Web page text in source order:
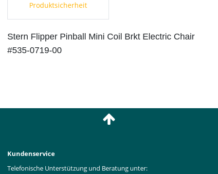
Produktsicherheit
Stern Flipper Pinball Mini Coil Brkt Electric Chair
#535-0719-00
Kundenservice
Telefonische Unterstützung und Beratung unter: